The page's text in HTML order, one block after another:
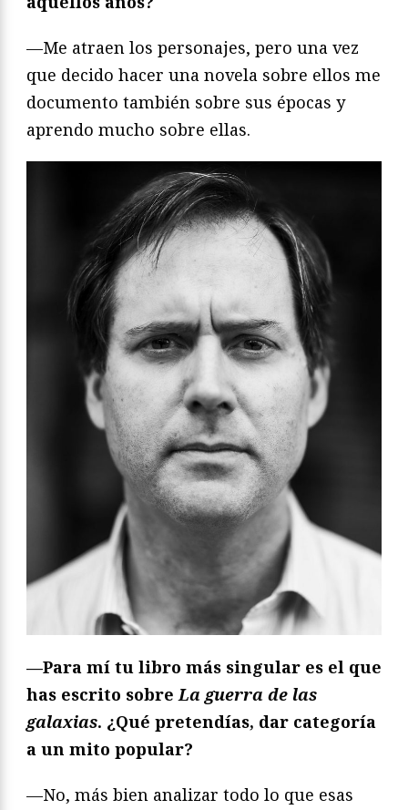
—Me atraen los personajes, pero una vez
que decido hacer una novela sobre ellos me
documento también sobre sus épocas y
aprendo mucho sobre ellas.
—Para mí tu libro más singular es el que
has escrito sobreLa guerra de las
galaxias. ¿Qué pretendías, dar categoría
a un mito popular?
—No, más bien analizar todo lo que esas